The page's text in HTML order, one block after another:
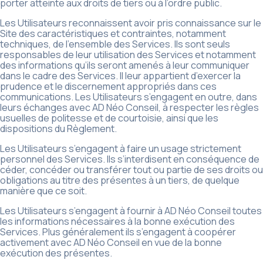
porter atteinte aux droits de tiers ou à l’ordre public.
Les Utilisateurs reconnaissent avoir pris connaissance sur le
Site des caractéristiques et contraintes, notamment
techniques, de l’ensemble des Services. Ils sont seuls
responsables de leur utilisation des Services et notamment
des informations qu’ils seront amenés à leur communiquer
dans le cadre des Services. Il leur appartient d’exercer la
prudence et le discernement appropriés dans ces
communications. Les Utilisateurs s’engagent en outre, dans
leurs échanges avec AD Néo Conseil, à respecter les règles
usuelles de politesse et de courtoisie, ainsi que les
dispositions du Règlement.
Les Utilisateurs s’engagent à faire un usage strictement
personnel des Services. Ils s’interdisent en conséquence de
céder, concéder ou transférer tout ou partie de ses droits ou
obligations au titre des présentes à un tiers, de quelque
manière que ce soit.
Les Utilisateurs s’engagent à fournir à AD Néo Conseil toutes
les informations nécessaires à la bonne exécution des
Services. Plus généralement ils s’engagent à coopérer
activement avec AD Néo Conseil en vue de la bonne
exécution des présentes.